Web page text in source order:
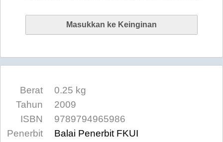
Berat
0.25 kg
Tahun
2009
ISBN
9789794965986
Penerbit
Balai Penerbit FKUI